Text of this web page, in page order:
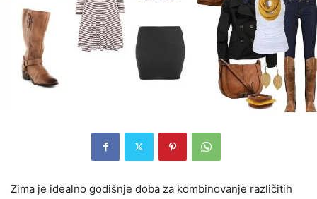
Zima je idealno godišnje doba za kombinovanje različitih